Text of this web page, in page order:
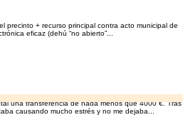
precinto + recurso principal contra acto municipal de
eficaz (dehú “no abierto”...
una transferencia de nada menos que 4000 €. Tras
causando mucho estrés y no me dejaba...